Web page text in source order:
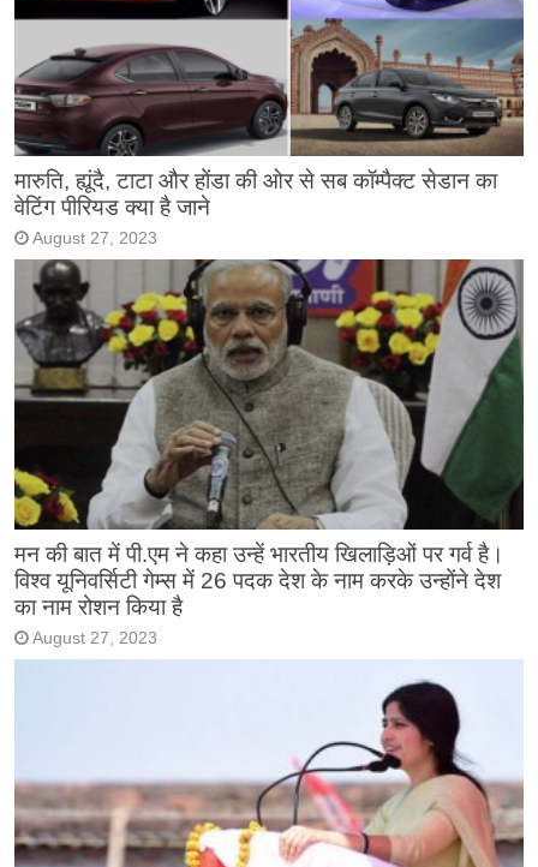
मारुति, ह्यूंदै, टाटा और होंडा की ओर से सब कॉम्पैक्ट सेडान का
वेटिंग पीरियड क्या है जाने
August 27, 2023
मन की बात में पी.एम ने कहा उन्हें भारतीय खिलाड़िओं पर गर्व है।
विश्व यूनिवर्सिटी गेम्स में 26 पदक देश के नाम करके उन्होंने देश
का नाम रोशन किया है
August 27, 2023